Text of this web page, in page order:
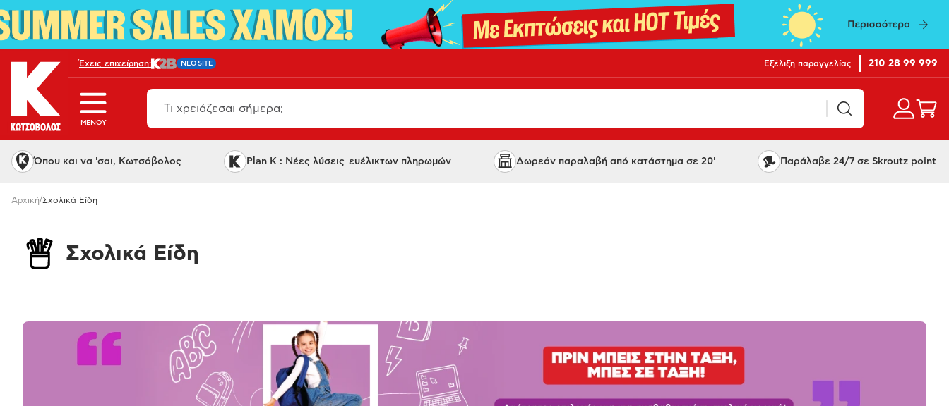
Έχεις επιχείρηση; NEO SITE Εξέλιξη παραγγελίας 210 28 99 999
MENOY
Όπου και να 'σαι, Κωτσόβολος Plan K : Νέες λύσεις ευέλικτων πληρωμών Δωρεάν παραλαβή από κατάστημα σε 20' Παράλαβε 24/7 σε Skroutz point
Αρχική/Σχολικά Είδη
Σχολικά Είδη